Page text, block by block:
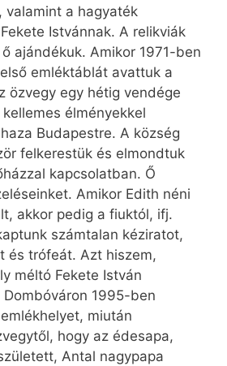
valamint a hagyaték
Istvánnak. A relikviák
ajándékuk. Amikor 1971-ben
emléktáblát avattuk a
özvegy egy hétig vendége
élményekkel
Budapestre. A község
felkerestük és elmondtuk
kapcsolatban. Ő
Amikor Edith néni
akkor pedig a fiuktól, ifj.
számtalan kéziratot,
és trófeát. Azt hiszem,
méltó Fekete István
1995-ben
miután
hogy az édesapa,
Antal nagypapa